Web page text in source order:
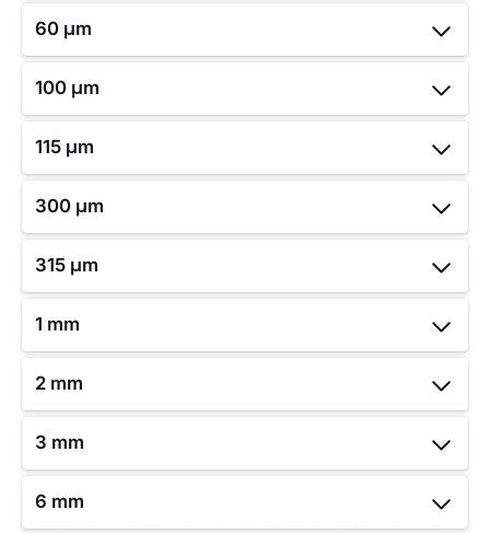
60 μm
100 μm
115 μm
300 μm
315 μm
1 mm
2 mm
3 mm
6 mm